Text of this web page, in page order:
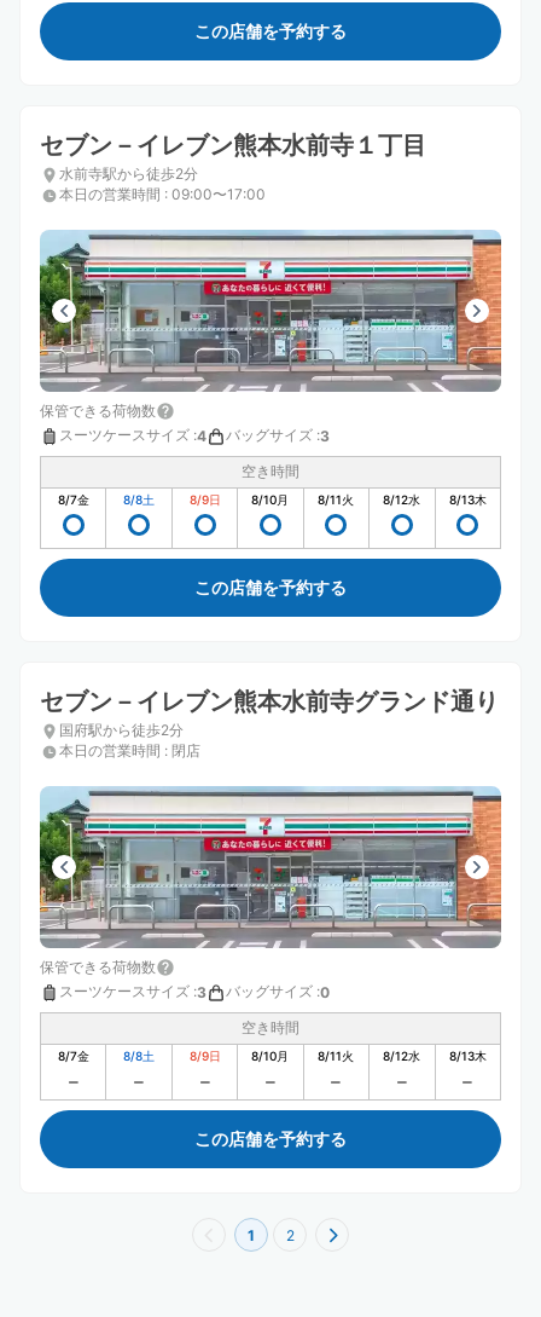
この店舗を予約する
セブン－イレブン熊本水前寺１丁目
水前寺駅から徒歩2分
本日の営業時間 : 09:00〜17:00
保管できる荷物数
スーツケースサイズ :4 バッグサイズ :3
空き時間
8/7金 8/8土 8/9日 8/10月 8/11火 8/12水 8/13木
この店舗を予約する
セブン－イレブン熊本水前寺グランド通り
国府駅から徒歩2分
本日の営業時間 : 閉店
保管できる荷物数
スーツケースサイズ :3 バッグサイズ :0
空き時間
8/7金 8/8土 8/9日 8/10月 8/11火 8/12水 8/13木
この店舗を予約する
1 2